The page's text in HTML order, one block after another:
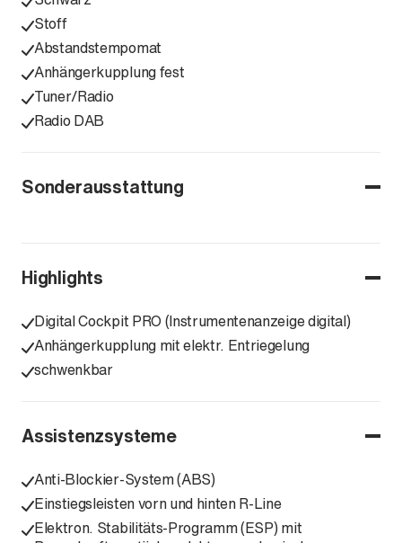
Stoff
Abstandstempomat
Anhängerkupplung fest
Tuner/Radio
Radio DAB
Sonderausstattung
Highlights
Digital Cockpit PRO (Instrumentenanzeige digital)
Anhängerkupplung mit elektr. Entriegelung
schwenkbar
Assistenzsysteme
Anti-Blockier-System (ABS)
Einstiegsleisten vorn und hinten R-Line
Elektron. Stabilitäts-Programm (ESP) mit